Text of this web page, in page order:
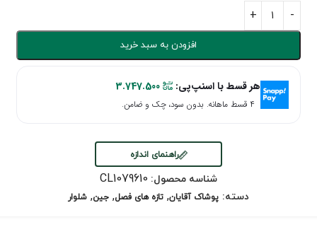
افزودن به سبد خرید
هر قسط با اسنپ‌پی: 3.747.500
۴ قسط ماهانه. بدون سود، چک و ضامن.
راهنمای اندازه
شناسه محصول: CL1079610
دسته: پوشاک آقایان, تازه های فصل, جین, شلوار